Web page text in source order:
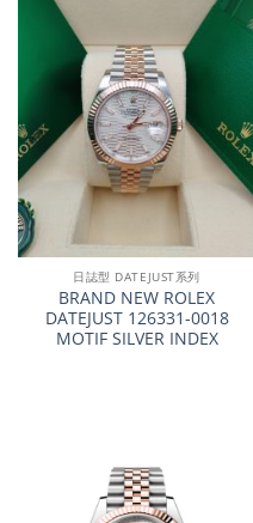
日誌型 DATEJUST系列
BRAND NEW ROLEX
DATEJUST 126331-0018
MOTIF SILVER INDEX